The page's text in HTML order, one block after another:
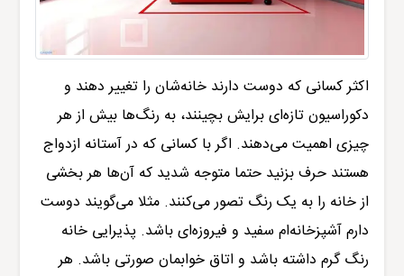
اکثر کسانی که دوست دارند خانه‌شان را تغییر دهند و
دکوراسیونتازه‌ای برایش بچینند، به رنگ‌ها بیش از هر
چیزی اهمیت می‌دهند. اگر با کسانی که در آستانه ازدواج
هستند حرف بزنید حتما متوجه شدید که آن‌ها هر بخشی
از خانه را به یک رنگ تصور می‌کنند. مثلا می‌گویند دوست
دارم آشپزخانه‌ام سفید و فیروزه‌ای باشد. پذیرایی خانه
رنگ گرم داشته باشد و اتاق خوابمان صورتی باشد. هر